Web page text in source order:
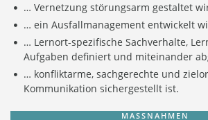
… Vernetzung störungsarm gestaltet
… ein Ausfallmanagement entwickelt
… Lernort-spezifische Sachverhalte,
Aufgaben definiert und miteinander
… konfliktarme, sachgerechte und
Kommunikation sichergestellt ist.
MASSNAHMEN